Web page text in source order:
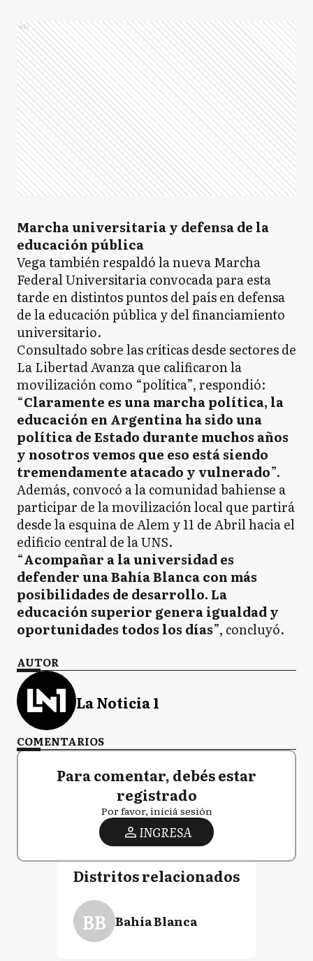
Ads
Marcha universitaria y defensa de la
educación pública
Vega también respaldó la nueva Marcha
Federal Universitaria convocada para esta
tarde en distintos puntos del país en defensa
de la educación pública y del financiamiento
universitario.
Consultado sobre las críticas desde sectores de
La Libertad Avanza que calificaron la
movilización como “política”, respondió:
“Claramente es una marcha política, la
educación en Argentina ha sido una
política de Estado durante muchos años
y nosotros vemos que eso está siendo
tremendamente atacado y vulnerado”.
Además, convocó a la comunidad bahiense a
participar de la movilización local que partirá
desde la esquina de Alem y 11 de Abril hacia el
edificio central de la UNS.
“Acompañar a la universidad es
defender una Bahía Blanca con más
posibilidades de desarrollo. La
educación superior genera igualdad y
oportunidades todos los días”, concluyó.
AUTOR
La Noticia 1
COMENTARIOS
Para comentar, debés estar
registrado
Por favor, iniciá sesión
INGRESA
Distritos relacionados
BB Bahía Blanca